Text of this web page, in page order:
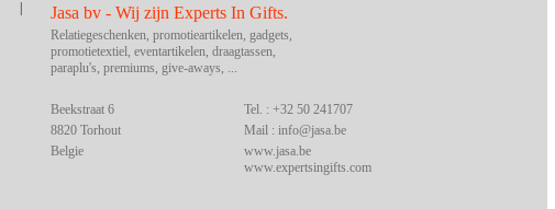
Jasa bv - Wij zijn Experts In Gifts.
Relatiegeschenken, promotieartikelen, gadgets,
promotietextiel, eventartikelen, draagtassen,
paraplu's, premiums, give-aways, ...
Beekstraat 6
Tel. : +32 50 241707
8820 Torhout
Mail : info@jasa.be
Belgie
www.jasa.be
www.expertsingifts.com